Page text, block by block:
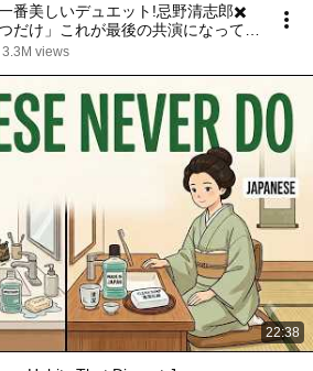
番美しいデュエット!忌野清志郎✖️
だけ」これが最後の共演になってし
ガン闘病】※投稿者の意見満載の動
3.3M views
22:38